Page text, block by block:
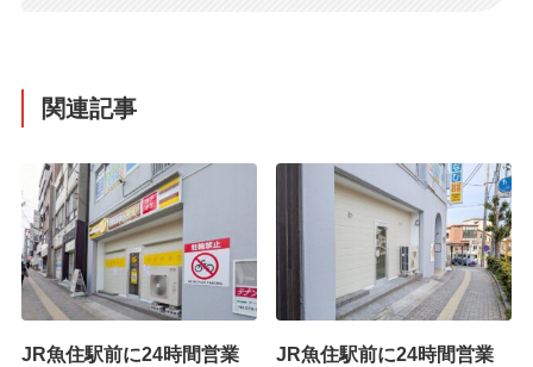
関連記事
JR魚住駅前に24時間営業
JR魚住駅前に24時間営業